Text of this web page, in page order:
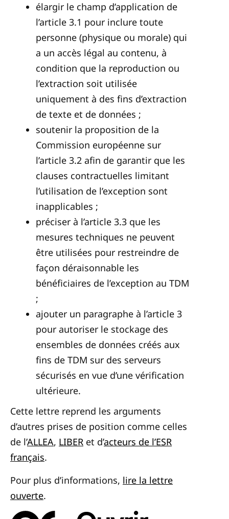
élargir le champ d’application de
l’article 3.1 pour inclure toute
personne (physique ou morale) qui
a un accès légal au contenu, à
condition que la reproduction ou
l’extraction soit utilisée
uniquement à des fins d’extraction
de texte et de données ;
soutenir la proposition de la
Commission européenne sur
l’article 3.2 afin de garantir que les
clauses contractuelles limitant
l’utilisation de l’exception sont
inapplicables ;
préciser à l’article 3.3 que les
mesures techniques ne peuvent
être utilisées pour restreindre de
façon déraisonnable les
bénéficiaires de l’exception au TDM
;
ajouter un paragraphe à l’article 3
pour autoriser le stockage des
ensembles de données créés aux
fins de TDM sur des serveurs
sécurisés en vue d’une vérification
ultérieure.
Cette lettre reprend les arguments
d’autres prises de position comme celles
de l’ALLEA, LIBER et d’acteurs de l’ESR
français.
Pour plus d’informations, lire la lettre
ouverte.